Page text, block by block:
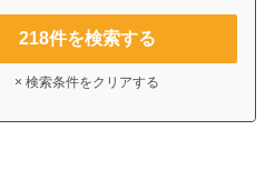
218件を検索する
× 検索条件をクリアする